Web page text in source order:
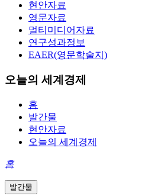
현안자료
영문자료
멀티미디어자료
연구성과정보
EAER(영문학술지)
오늘의 세계경제
홈
발간물
현안자료
오늘의 세계경제
홈
발간물